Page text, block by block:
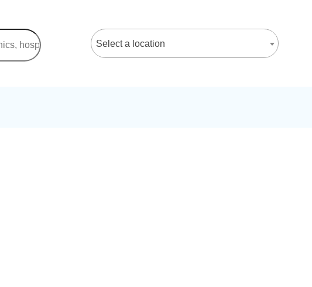
Select a location